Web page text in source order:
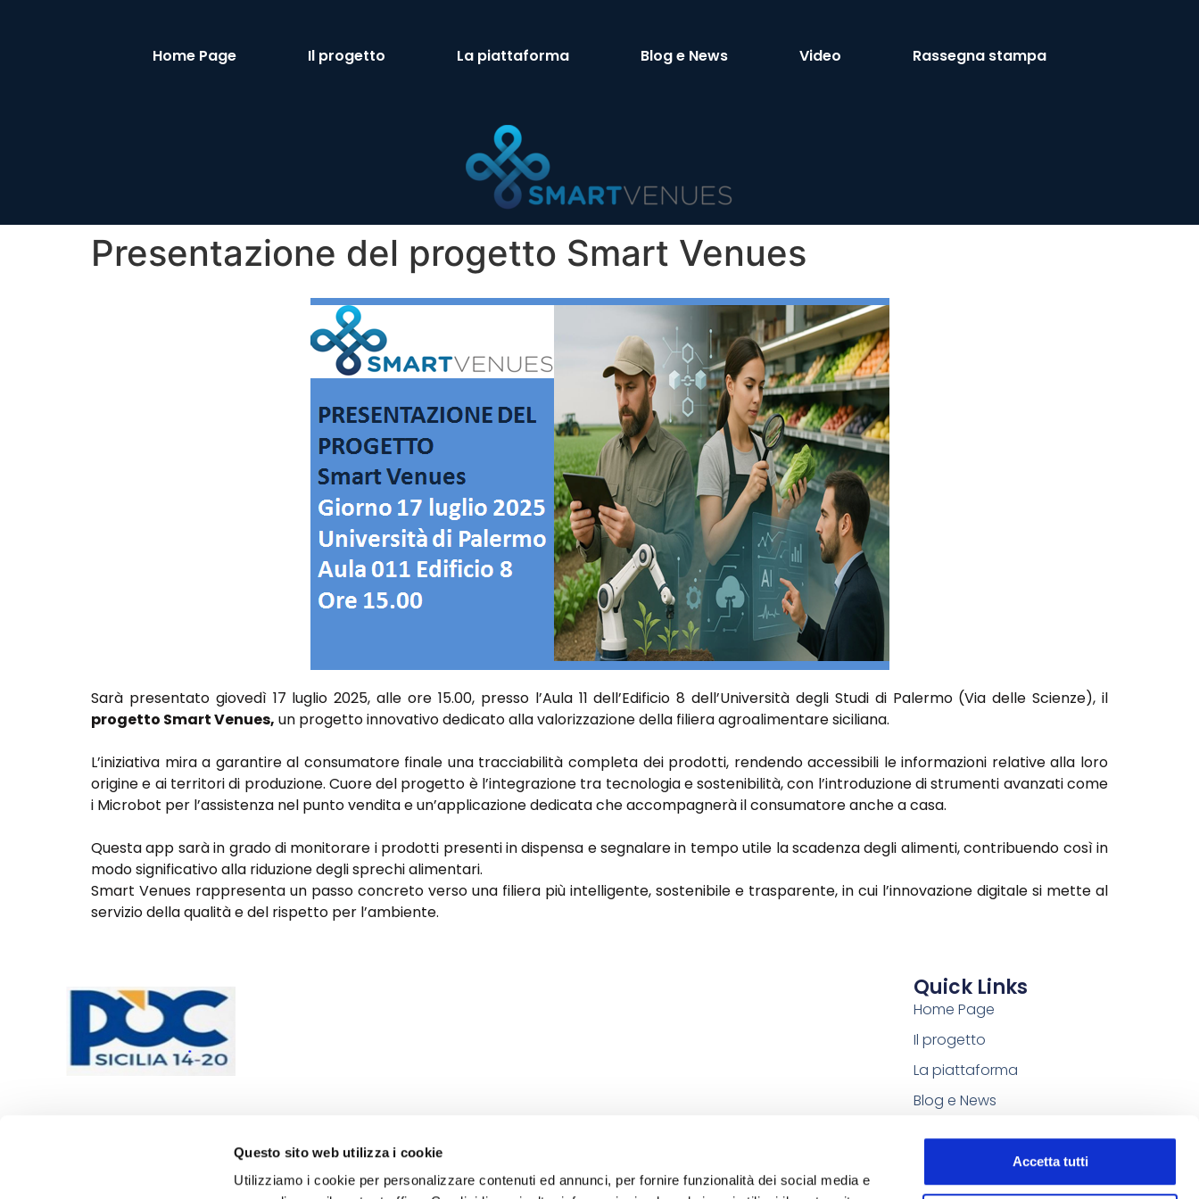
Questo sito web utilizza i cookie
Utilizziamo i cookie per personalizzare contenuti ed annunci, per fornire funzionalità dei social media e
Accetta tutti
Home Page Il progetto La piattaforma Blog e News Video Rassegna stampa
Presentazione del progetto Smart Venues
Sarà presentato giovedì 17 luglio 2025, alle ore 15.00, presso l’Aula 11 dell’Edificio 8 dell’Università degli Studi di Palermo (Via delle Scienze), il
progetto Smart Venues, un progetto innovativo dedicato alla valorizzazione della filiera agroalimentare siciliana.
L’iniziativa mira a garantire al consumatore finale una tracciabilità completa dei prodotti, rendendo accessibili le informazioni relative alla loro
origine e ai territori di produzione. Cuore del progetto è l’integrazione tra tecnologia e sostenibilità, con l’introduzione di strumenti avanzati come
i Microbot per l’assistenza nel punto vendita e un’applicazione dedicata che accompagnerà il consumatore anche a casa.
Questa app sarà in grado di monitorare i prodotti presenti in dispensa e segnalare in tempo utile la scadenza degli alimenti, contribuendo così in
modo significativo alla riduzione degli sprechi alimentari.
Smart Venues rappresenta un passo concreto verso una filiera più intelligente, sostenibile e trasparente, in cui l’innovazione digitale si mette al
servizio della qualità e del rispetto per l’ambiente.
Quick Links
Home Page
Il progetto
La piattaforma
Blog e News
Rassegna stampa